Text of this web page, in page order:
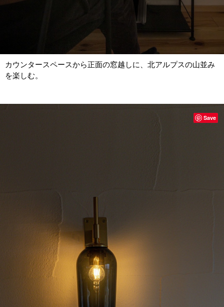
カウンタースペースから正面の窓越しに、北アルプスの山並み
を楽しむ。
Save